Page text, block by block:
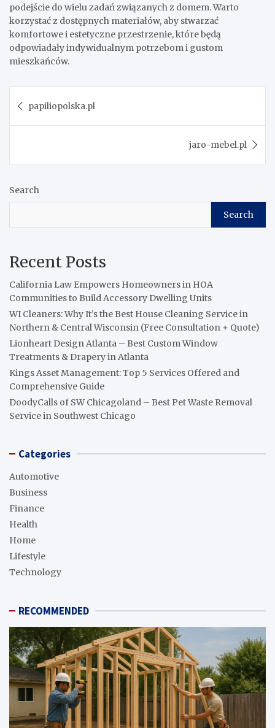
podejście do wielu zadań związanych z domem. Warto
korzystać z dostępnych materiałów, aby stwarzać
komfortowe i estetyczne przestrzenie, które będą
odpowiadały indywidualnym potrzebom i gustom
mieszkańców.
navigation
papiliopolska.pl
jaro-mebel.pl
Search
Search
Recent Posts
California Law Empowers Homeowners in HOA
Communities to Build Accessory Dwelling Units
WI Cleaners: Why It’s the Best House Cleaning Service in
Northern & Central Wisconsin (Free Consultation + Quote)
Lionheart Design Atlanta – Best Custom Window
Treatments & Drapery in Atlanta
Kings Asset Management: Top 5 Services Offered and
Comprehensive Guide
DoodyCalls of SW Chicagoland – Best Pet Waste Removal
Service in Southwest Chicago
Categories
Automotive
Business
Finance
Health
Home
Lifestyle
Technology
RECOMMENDED